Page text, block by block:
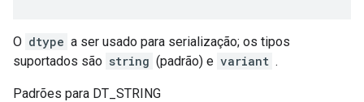
O dtype a ser usado para serialização; os tipos
suportados são string (padrão) e variant .
Padrões para DT_STRING